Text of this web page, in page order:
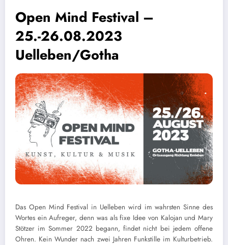
Open Mind Festival –
25.-26.08.2023
Uelleben/Gotha
Das Open Mind Festival in Uelleben wird im wahrsten Sinne des
Wortes ein Aufreger, denn was als fixe Idee von Kalojan und Mary
Stötzer im Sommer 2022 begann, findet nicht bei jedem offene
Ohren. Kein Wunder nach zwei Jahren Funkstille im Kulturbetrieb.